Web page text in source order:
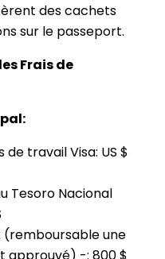
des cachets
sur le passeport.
Frais de
de travail Visa: US $
Tesoro Nacional
une